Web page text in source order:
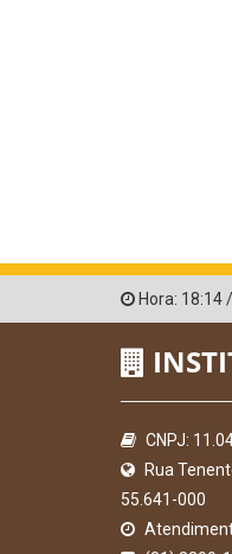
Hora: 18:14/
CNPJ:
Rua
55.641-000